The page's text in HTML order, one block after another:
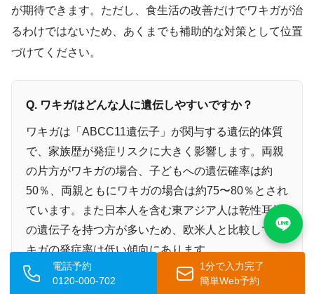
が期待できます。ただし、食生活の改善だけでワキガが治
るわけではないため、あくまでも補助的な対策として位置
づけてください。
Q. ワキガはどんな人に遺伝しやすいですか？
ワキガは「ABCC11遺伝子」が関与する遺伝的体質
で、家族歴が発症リスクに大きく影響します。両親
の片方がワキガの場合、子どもへの遺伝確率は約
50％、両親ともにワキガの場合は約75〜80％とされ
ています。また日本人を含む東アジア人は乾性耳垢
の遺伝子を持つ方が多いため、欧米人と比較してワ
キガの発症率は低い傾向にあります。
電話予約
0120-000-702
1分で入力完了
簡単Web予約